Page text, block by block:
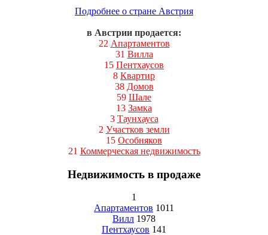
Подробнее о стране Австрия
в Австрии продается:
22 Апартаментов
31 Вилла
15 Пентхаусов
8 Квартир
38 Домов
59 Шале
13 Замка
3 Таунхауса
2 Участков земли
15 Особняков
21 Коммерческая недвижимость
Недвижимость в продаже
1
Апартаментов 1011
Вилл 1978
Пентхаусов 141